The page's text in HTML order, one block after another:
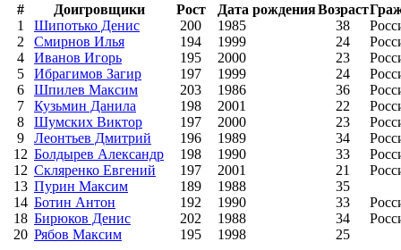
#
Доигровщики Рост Дата рожденияВозраст
1
Шипотько Денис 200 1985 38
2
Смирнов Илья 194 1999 24
4
Иванов Игорь 195 2000 23
5
Ибрагимов Загир 197 1999 24
6
Шпилев Максим 203 1986 36
7
Кузьмин Данила 198 2001 22
8
Шумских Виктор 197 2000 23
9
Леонтьев Дмитрий 196 1989 34
12 Болдырев Александр 198 1990 33
12 Скляренко Евгений 197 2001 21
13 Пурин Максим 189 1988
35
14 Ботин Антон 192 1990 33
18 Бирюков Денис 202 1988 34
20 Рябов Максим 195 1998
25